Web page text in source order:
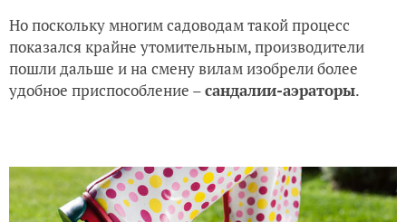
Но поскольку многим садоводам такой процесс
показался крайне утомительным, производители
пошли дальше и на смену вилам изобрели более
удобное приспособление –сандалии-аэраторы.